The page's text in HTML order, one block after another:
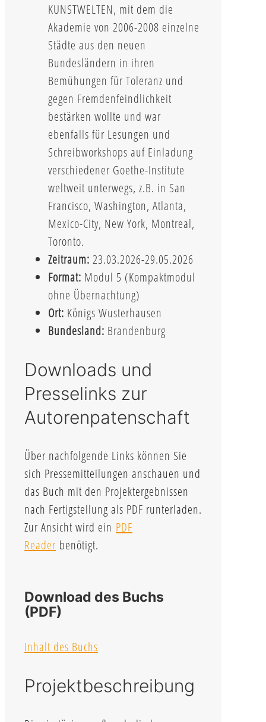
KUNSTWELTEN, mit dem die
Akademie von 2006-2008 einzelne
Städte aus den neuen
Bundesländern in ihren
Bemühungen für Toleranz und
gegen Fremdenfeindlichkeit
bestärken wollte und war
ebenfalls für Lesungen und
Schreibworkshops auf Einladung
verschiedener Goethe-Institute
weltweit unterwegs, z.B. in San
Francisco, Washington, Atlanta,
Mexico-City, New York, Montreal,
Toronto.
Zeitraum: 23.03.2026-29.05.2026
Format: Modul 5 (Kompaktmodul
ohne Übernachtung)
Ort: Königs Wusterhausen
Bundesland: Brandenburg
Downloads und
Presselinks zur
Autorenpatenschaft
Über nachfolgende Links können Sie
sich Pressemitteilungen anschauen und
das Buch mit den Projektergebnissen
nach Fertigstellung als PDF runterladen.
Zur Ansicht wird ein PDF
Reader benötigt.
Download des Buchs
(PDF)
Inhalt des Buchs
Projektbeschreibung